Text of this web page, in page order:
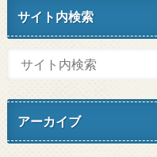
サイト内検索
アーカイブ